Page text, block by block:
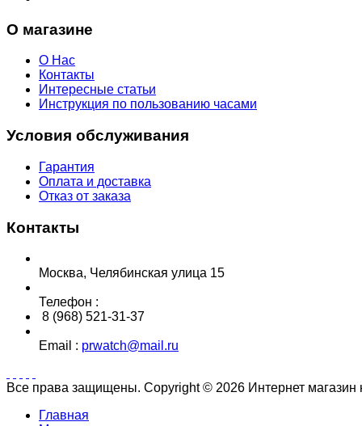
О магазине
О Нас
Контакты
Интересные статьи
Инструкция по пользованию часами
Условия обслуживания
Гарантия
Оплата и доставка
Отказ от заказа
Контакты
Москва, Челябинская улица 15
Телефон :
8 (968) 521-31-37
Email : prwatch@mail.ru
Все права защищены. Copyright © 2026 Интернет магазин
Главная